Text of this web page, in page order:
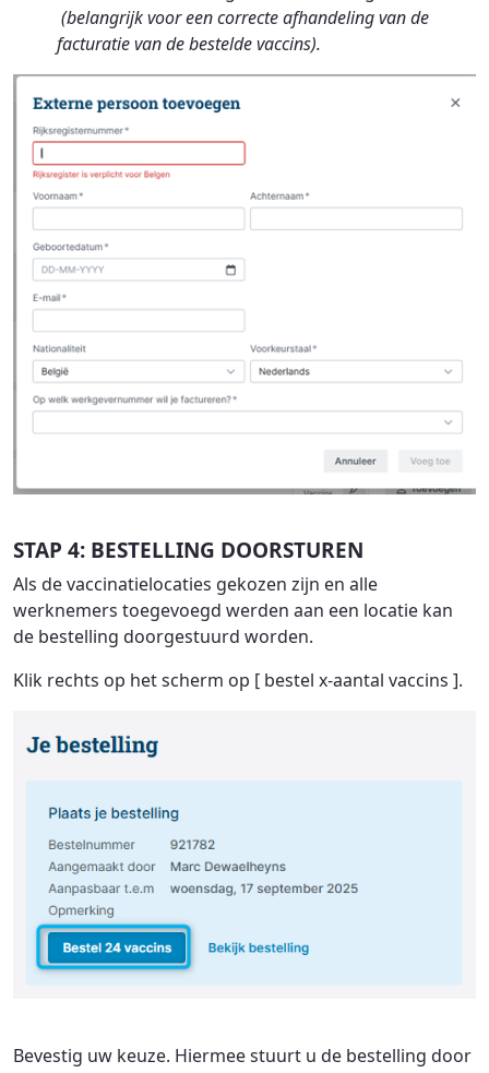
(belangrijk voor een correcte afhandeling van de
facturatie van de bestelde vaccins).
STAP 4: BESTELLING DOORSTUREN
Als de vaccinatielocaties gekozen zijn en alle
werknemers toegevoegd werden aan een locatie kan
de bestelling doorgestuurd worden.
Klik rechts op het scherm op [ bestel x-aantal vaccins ].
Bevestig uw keuze. Hiermee stuurt u de bestelling door